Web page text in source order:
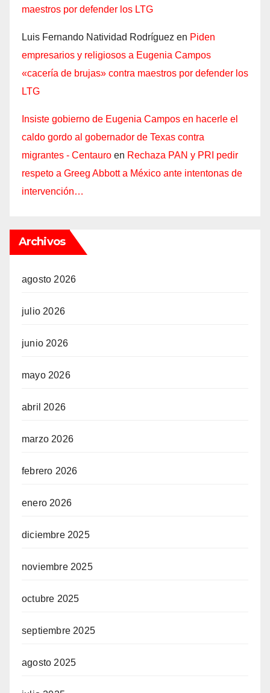
maestros por defender los LTG
Luis Fernando Natividad Rodríguez en Piden
empresarios y religiosos a Eugenia Campos
«cacería de brujas» contra maestros por defender los
LTG
Insiste gobierno de Eugenia Campos en hacerle el
caldo gordo al gobernador de Texas contra
migrantes - Centauro en Rechaza PAN y PRI pedir
respeto a Greeg Abbott a México ante intentonas de
intervención…
Archivos
agosto 2026
julio 2026
junio 2026
mayo 2026
abril 2026
marzo 2026
febrero 2026
enero 2026
diciembre 2025
noviembre 2025
octubre 2025
septiembre 2025
agosto 2025